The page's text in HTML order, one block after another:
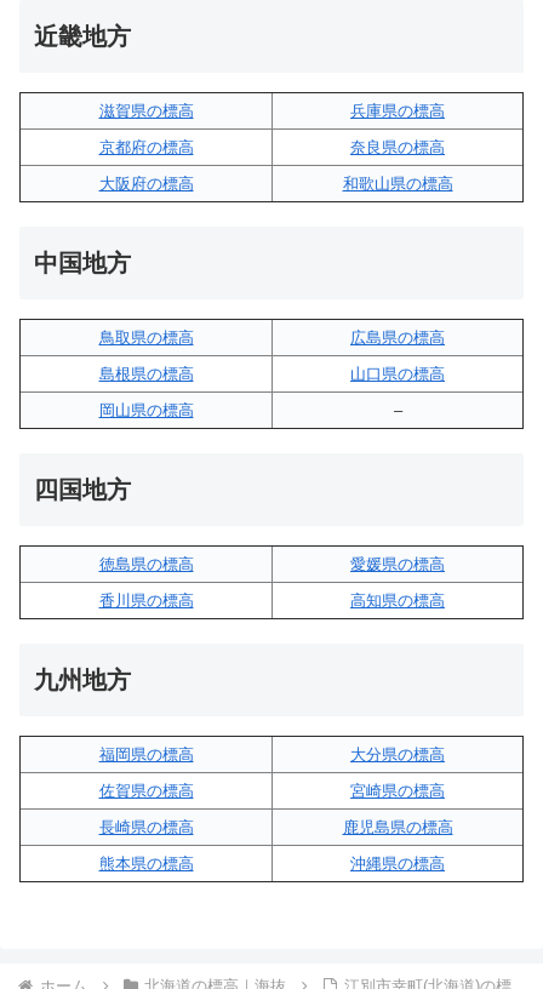
近畿地方
滋賀県の標高
兵庫県の標高
京都府の標高
奈良県の標高
大阪府の標高
和歌山県の標高
中国地方
鳥取県の標高
広島県の標高
島根県の標高
山口県の標高
岡山県の標高
–
四国地方
徳島県の標高
愛媛県の標高
香川県の標高
高知県の標高
九州地方
福岡県の標高
大分県の標高
佐賀県の標高
宮崎県の標高
長崎県の標高
鹿児島県の標高
熊本県の標高
沖縄県の標高